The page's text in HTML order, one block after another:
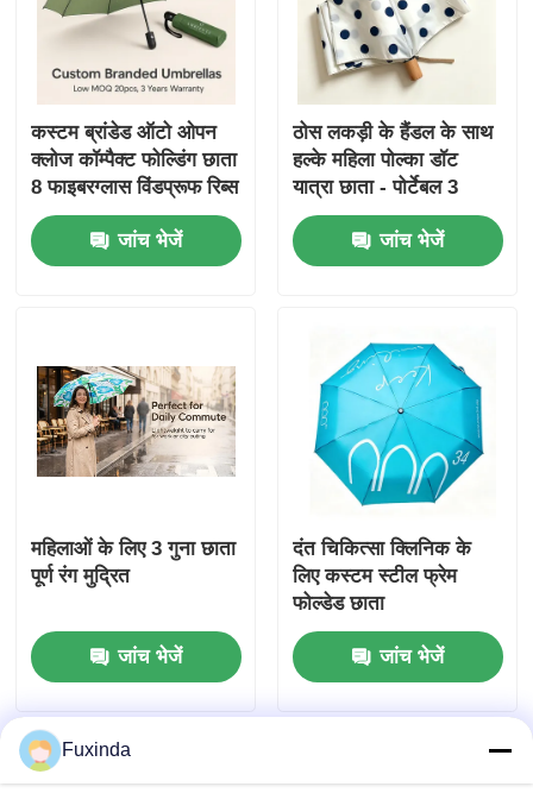
कस्टम ब्रांडेड ऑटो ओपन
क्लोज कॉम्पैक्ट फोल्डिंग छाता
8 फाइबरग्लास विंडप्रूफ रिब्स
और 190T वाटरप्रूफ पोंगी
के साथ
जांच भेजें
ठोस लकड़ी के हैंडल के साथ
हल्के महिला पोल्का डॉट
यात्रा छाता - पोर्टेबल 3
फोल्ड पैरासोल
जांच भेजें
महिलाओं के लिए 3 गुना छाता
पूर्ण रंग मुद्रित
जांच भेजें
दंत चिकित्सा क्लिनिक के
लिए कस्टम स्टील फ्रेम
फोल्डेड छाता
जांच भेजें
Fuxinda